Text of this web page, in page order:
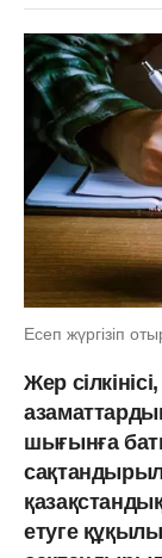
Есеп жүргізіп
Жер
шығынға
етуге